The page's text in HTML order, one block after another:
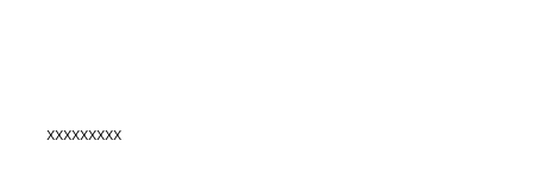
xxxxxxxxx